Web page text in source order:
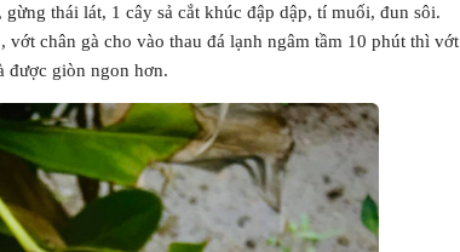
thái lát, 1 cây sả cắt khúc đập dập, tí muối, đun sôi.
chân gà cho vào thau đá lạnh ngâm tầm 10 phút thì vớt
được giòn ngon hơn.